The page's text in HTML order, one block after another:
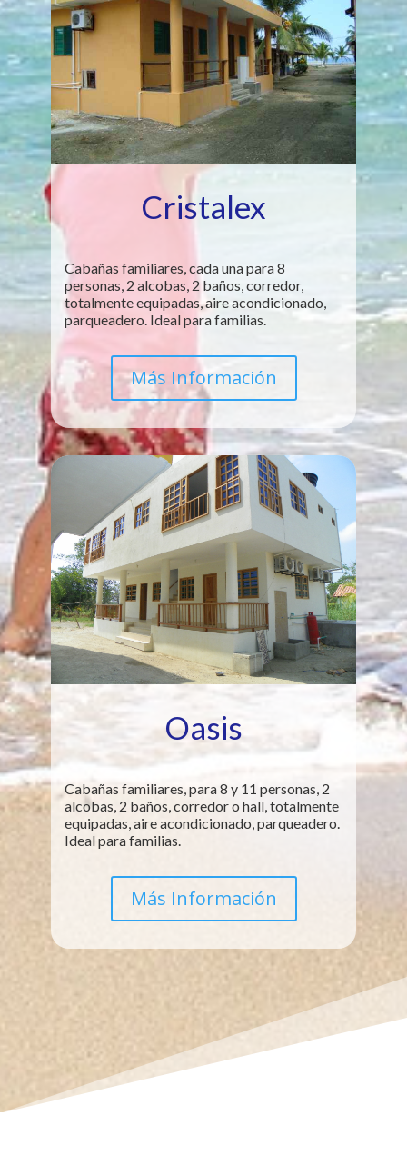
Cristalex
Cabañas familiares, cada una para 8
personas, 2 alcobas, 2 baños, corredor,
totalmente equipadas, aire acondicionado,
parqueadero. Ideal para familias.
Más Información
Oasis
Cabañas familiares, para 8 y 11 personas, 2
alcobas, 2 baños, corredor o hall, totalmente
equipadas, aire acondicionado, parqueadero.
Ideal para familias.
Más Información